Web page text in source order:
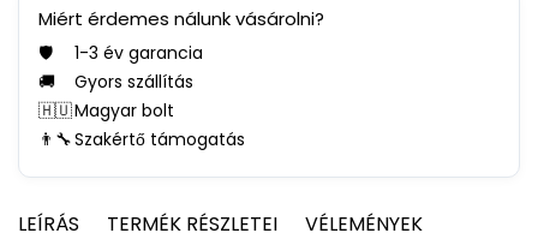
Miért érdemes nálunk vásárolni?
🛡️
1-3 év garancia
🚚
Gyors szállítás
🇭🇺Magyar bolt
👨‍🔧Szakértő támogatás
LEÍRÁS TERMÉK RÉSZLETEI VÉLEMÉNYEK